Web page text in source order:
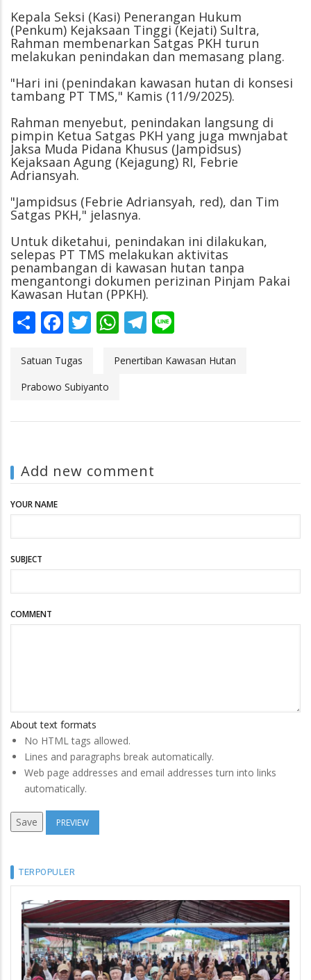
Kepala Seksi (Kasi) Penerangan Hukum
(Penkum) Kejaksaan Tinggi (Kejati) Sultra,
Rahman membenarkan Satgas PKH turun
melakukan penindakan dan memasang plang.
"Hari ini (penindakan kawasan hutan di konsesi
tambang PT TMS," Kamis (11/9/2025).
Rahman menyebut, penindakan langsung di
pimpin Ketua Satgas PKH yang juga mwnjabat
Jaksa Muda Pidana Khusus (Jampidsus)
Kejaksaan Agung (Kejagung) RI, Febrie
Adriansyah.
"Jampidsus (Febrie Adriansyah, red), dan Tim
Satgas PKH," jelasnya.
Untuk diketahui, penindakan ini dilakukan,
selepas PT TMS melakukan aktivitas
penambangan di kawasan hutan tanpa
mengantongi dokumen perizinan Pinjam Pakai
Kawasan Hutan (PPKH).
ShareFacebook
Twitter
WhatsApp
Telegram
Satuan Tugas
Penertiban Kawasan Hutan
Prabowo Subiyanto
Add new comment
YOUR NAME
SUBJECT
COMMENT
About text formats
No HTML tags allowed.
Lines and paragraphs break automatically.
Web page addresses and email addresses turn into links
automatically.
TERPOPULER